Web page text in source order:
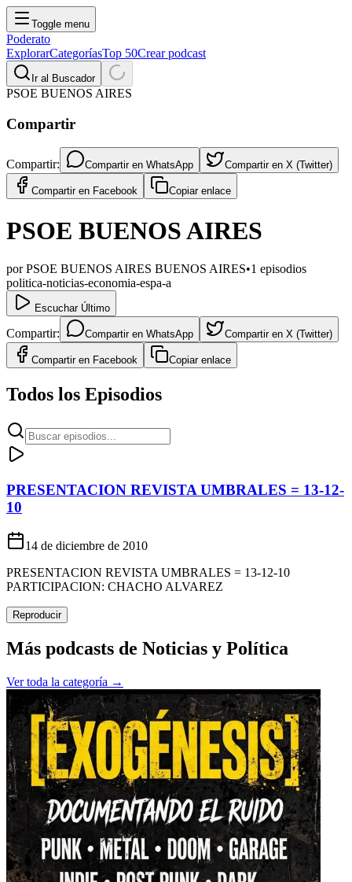
Toggle menu
Poderato
ExplorarCategoríasTop 50Crear podcast
Ir al Buscador
PSOE BUENOS AIRES
Compartir
Compartir: Compartir en WhatsApp Compartir en X (Twitter)
Compartir en Facebook Copiar enlace
PSOE BUENOS AIRES
porPSOE BUENOS AIRES BUENOS AIRES•1 episodios
politica-noticias-economia-espa-a
Escuchar Último
Compartir: Compartir en WhatsApp Compartir en X (Twitter)
Compartir en Facebook Copiar enlace
Todos los Episodios
PRESENTACION REVISTA UMBRALES = 13-12-
10
14 de diciembre de 2010
PRESENTACION REVISTA UMBRALES = 13-12-10
PARTICIPACION: CHACHO ALVAREZ
Reproducir
Más podcasts de Noticias y Política
Ver toda la categoría →